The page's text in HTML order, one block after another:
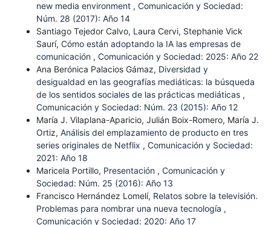
new media environment , Comunicación y Sociedad:
Núm. 28 (2017): Año 14
Santiago Tejedor Calvo, Laura Cervi, Stephanie Vick
Saurí, Cómo están adoptando la IA las empresas de
comunicación , Comunicación y Sociedad: 2025: Año 22
Ana Berónica Palacios Gámaz, Diversidad y
desigualdad en las geografías mediáticas: la búsqueda
de los sentidos sociales de las prácticas mediáticas ,
Comunicación y Sociedad: Núm. 23 (2015): Año 12
María J. Vilaplana-Aparicio, Julián Boix-Romero, María J.
Ortiz, Análisis del emplazamiento de producto en tres
series originales de Netflix , Comunicación y Sociedad:
2021: Año 18
Maricela Portillo, Presentación , Comunicación y
Sociedad: Núm. 25 (2016): Año 13
Francisco Hernández Lomelí, Relatos sobre la televisión.
Problemas para nombrar una nueva tecnología ,
Comunicación y Sociedad: 2020: Año 17